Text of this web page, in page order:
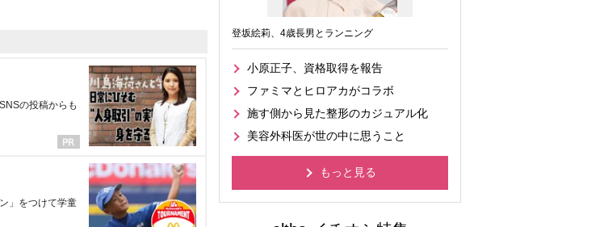
の投稿からも
」をつけて学童
登坂絵莉、4歳長男とランニング
小原正子、資格取得を報告
ファミマとヒロアカがコラボ
施す側から見た整形のカジュアル化
美容外科医が世の中に思うこと
もっと見る